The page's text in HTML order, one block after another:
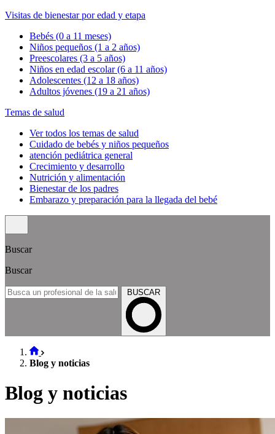
Visitas de bienestar por edad y etapa
Bebés (0 a 11 meses)
Niños pequeños (1 a 2 años)
Preescolares (3 a 5 años)
Niños en edad escolar (6 a 11 años)
Adolescentes (12 a 18 años)
Adultos jóvenes (19 a 21 años)
Temas de salud
Ver todos los temas de salud
Cuidado de bebés y niños pequeños
atención pediátrica general
Crecimiento y desarrollo
Nutrición y alimentación
Bienestar de los padres
Embarazo y preparación para la llegada del bebé
Buscar
Buscar
BUSCAR
Blog y noticias
Blog y noticias